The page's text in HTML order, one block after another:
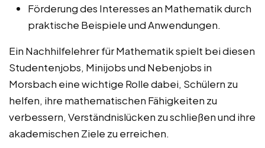
Förderung des Interesses an Mathematik durch
praktische Beispiele und Anwendungen.
Ein Nachhilfelehrer für Mathematik spielt bei diesen
Studentenjobs, Minijobs und Nebenjobs in
Morsbach eine wichtige Rolle dabei, Schülern zu
helfen, ihre mathematischen Fähigkeiten zu
verbessern, Verständnislücken zu schließen und ihre
akademischen Ziele zu erreichen.